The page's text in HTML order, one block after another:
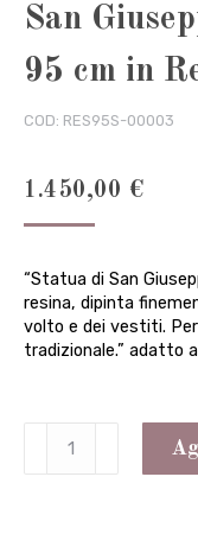
San
95 cm in
COD: RES95S-00003
1.450,00 €
“Statua di San
resina, dipinta
volto e dei vestiti.
tradizionale.” adatto
Giuseppe